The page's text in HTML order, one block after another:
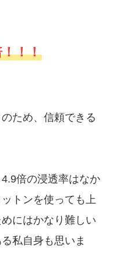
！！
ため、信頼できる
倍の浸透率はなか
トンを使っても上
にはかなり難しい
私自身も思いま